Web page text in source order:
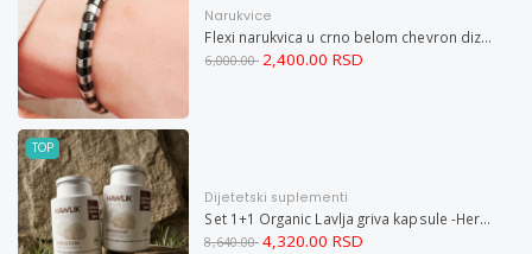
Narukvice
Flexi narukvica u crno belom chevron dizajnu M
6,000.00 2,400.00 RSD
TOP
Dijetetski suplementi
Set 1+1 Organic Lavlja griva kapsule -Hericium ekstrakt 60
8,640.00 4,320.00 RSD